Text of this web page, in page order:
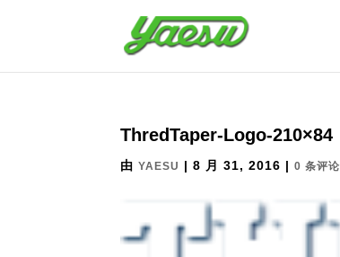
ThredTaper-Logo-210×84
由YAESU |8 月 31, 2016 |0 条评论